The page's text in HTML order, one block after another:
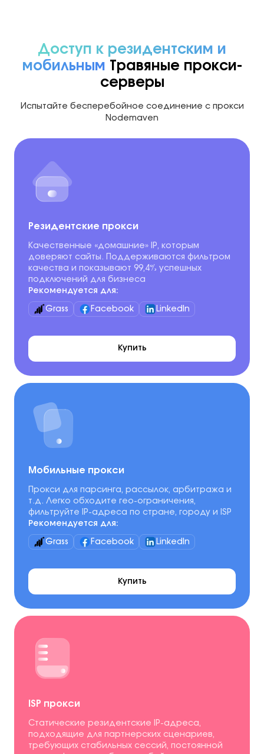
Доступ к резидентским и
мобильным Травяные прокси-
серверы
Испытайте бесперебойное соединение с прокси
Nodemaven
Резидентские прокси
Качественные «домашние» IP, которым
доверяют сайты. Поддерживаются фильтром
качества и показывают 99,4% успешных
подключений для бизнеса
Рекомендуется для:
Grass Facebook LinkedIn
Купить
Мобильные прокси
Прокси для парсинга, рассылок, арбитража и
т.д. Легко обходите гео-ограничения,
фильтруйте IP-адреса по стране, городу и ISP
Рекомендуется для:
Grass Facebook LinkedIn
Купить
ISP прокси
Статические резидентские IP-адреса,
подходящие для партнерских сценариев,
требующих стабильных сессий, постоянной